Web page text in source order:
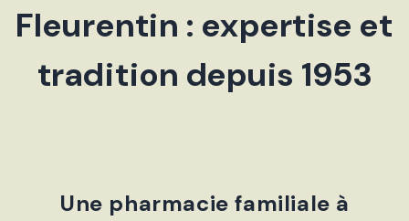
Fleurentin : expertise et
tradition depuis 1953
Une pharmacie familiale à